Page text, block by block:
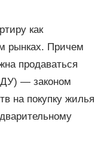
как
рынках. Причем
продаваться
— законом
на покупку жилья